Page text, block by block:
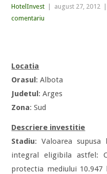
HotelInvest august 27, 2012
comentariu
Locatia
Orasul: Albota
Judetul: Arges
Zona: Sud
Descriere investitie
Stadiu: Valoarea supusa
integral eligibila astfel:
protectia mediului